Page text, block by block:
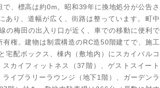
、標高は約0m。昭和39年に換地処分が公告さ
あり、道幅が広く、街路は整っています。町中
の梅田の出入り口が近く、車での移動に便利で
権。建物は制震構造のRC造50階建てで、施工
宅配ボックス、棟内（敷地内）にスカイバルコ
カイフィットネス（37階）、ゲストスイート
イブラリーラウンジ（地下1階）、ガーデンラ